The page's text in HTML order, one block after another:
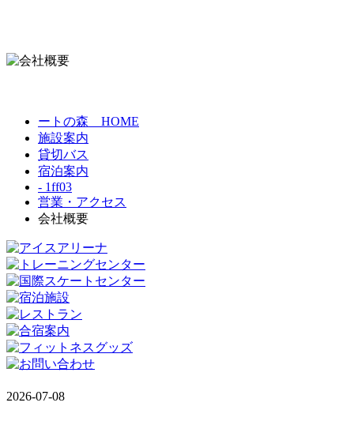
ートの森 HOME
施設案内
貸切バス
宿泊案内
- 1ff03
営業・アクセス
会社概要
2026-07-08